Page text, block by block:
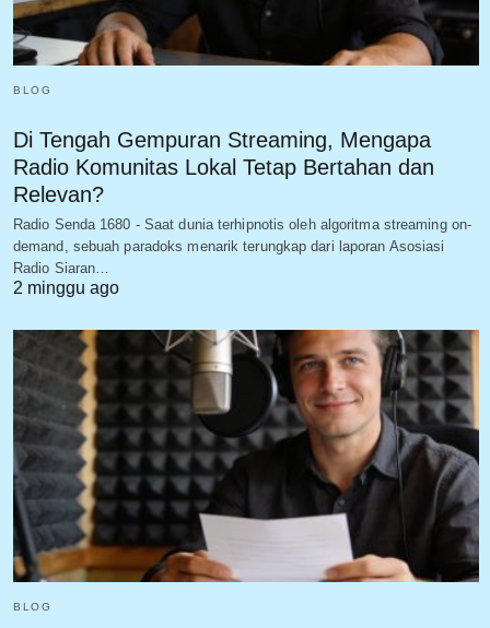
BLOG
Di Tengah Gempuran Streaming, Mengapa
Radio Komunitas Lokal Tetap Bertahan dan
Relevan?
Radio Senda 1680 - Saat dunia terhipnotis oleh algoritma streaming on-
demand, sebuah paradoks menarik terungkap dari laporan Asosiasi
Radio Siaran…
2 minggu ago
BLOG